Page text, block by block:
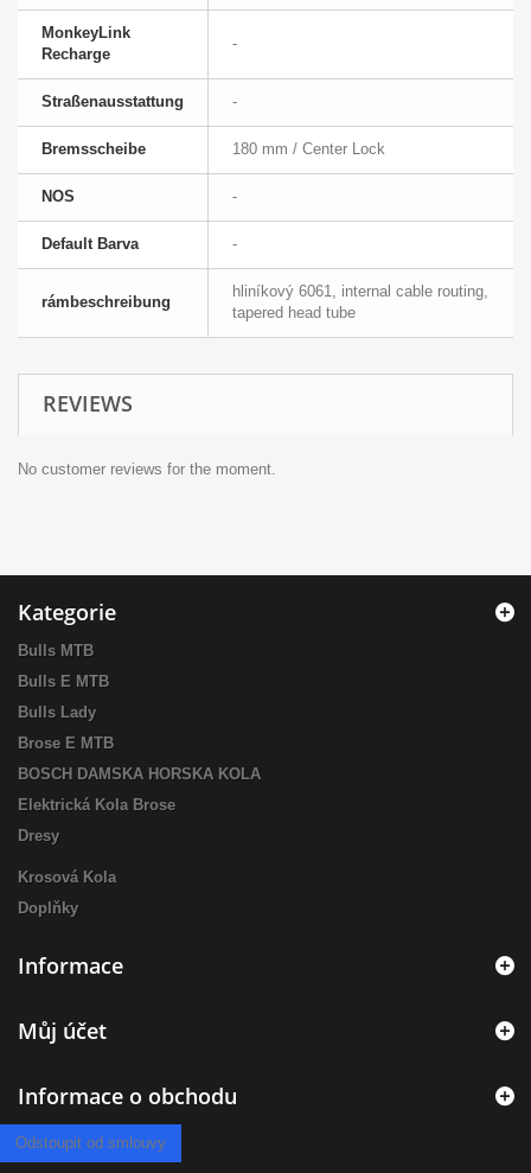
MonkeyLink
Recharge
-
Straßenausstattung -
Bremsscheibe 180 mm / Center Lock
NOS -
Default Barva -
rámbeschreibung
hliníkový 6061, internal cable routing,
tapered head tube
REVIEWS
No customer reviews for the moment.
Kategorie
Bulls MTB
Bulls E MTB
Bulls Lady
Brose E MTB
BOSCH DAMSKA HORSKA KOLA
Elektrická Kola Brose
Dresy
Krosová Kola
Doplňky
Informace
Můj účet
Informace o obchodu
Odstoupit od smlouvy